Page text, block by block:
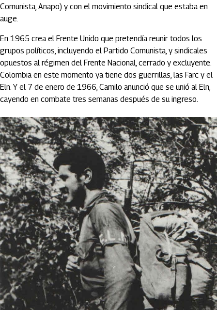
Comunista, Anapo) y con el movimiento sindical que estaba en
auge.
En 1965 crea el Frente Unido que pretendía reunir todos los
grupos políticos, incluyendo el Partido Comunista, y sindicales
opuestos al régimen del Frente Nacional, cerrado y excluyente.
Colombia en este momento ya tiene dos guerrillas, las Farc y el
Eln. Y el 7 de enero de 1966, Camilo anunció que se unió al Eln,
cayendo en combate tres semanas después de su ingreso.